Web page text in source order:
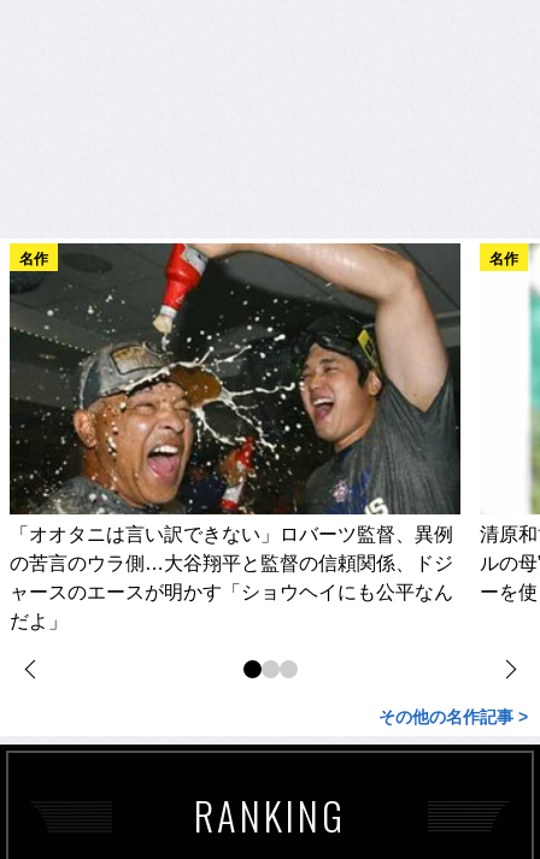
名作
「オオタニは言い訳できない」ロバーツ監督、異例
の苦言のウラ側…大谷翔平と監督の信頼関係、ドジ
ャースのエースが明かす「ショウヘイにも公平なん
だよ」
名作
清原
ルの
ーを
その他の名作記事 >
RANKING